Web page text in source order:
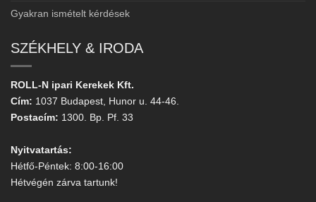
Gyakran ismételt kérdések
SZÉKHELY & IRODA
ROLL-N ipari Kerekek Kft.
Cím: 1037 Budapest, Hunor u. 44-46.
Postacím: 1300. Bp. Pf. 33
Nyitvatartás:
Hétfő-Péntek: 8:00-16:00
Hétvégén zárva tartunk!